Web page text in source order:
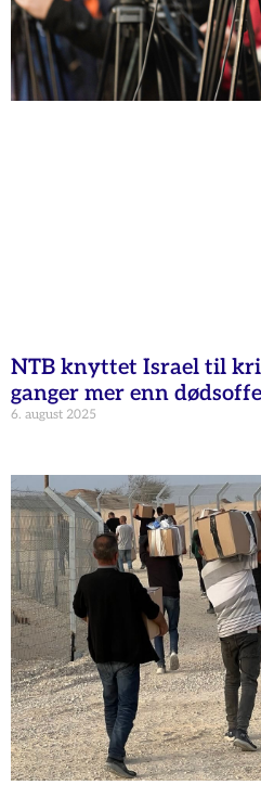
NTB knyttet Israel til
ganger mer enn
6. august 2025